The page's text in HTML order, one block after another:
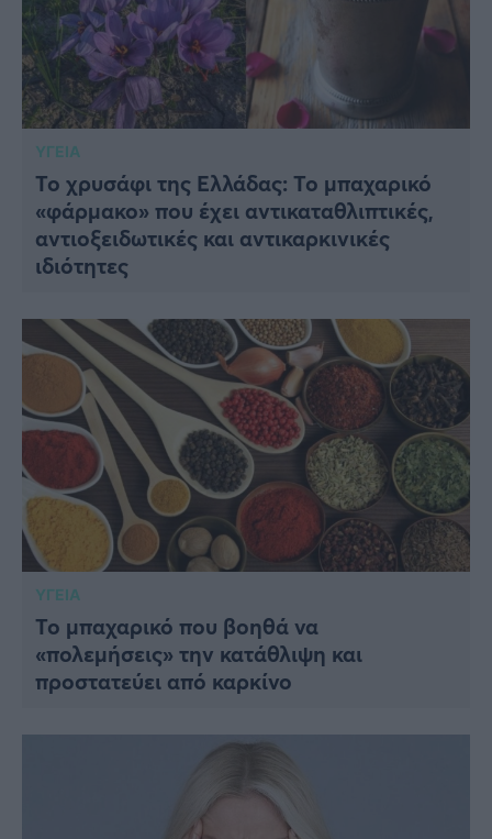
ΥΓΕΙΑ
Το χρυσάφι της Ελλάδας: Το μπαχαρικό
«φάρμακο» που έχει αντικαταθλιπτικές,
αντιοξειδωτικές και αντικαρκινικές
ιδιότητες
ΥΓΕΙΑ
Το μπαχαρικό που βοηθά να
«πολεμήσεις» την κατάθλιψη και
προστατεύει από καρκίνο